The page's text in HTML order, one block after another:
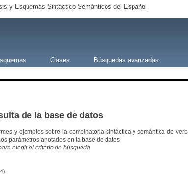
y Esquemas Sintáctico-Semánticos del Español
Clases Búsquedas avanzadas
de la base de datos
y ejemplos sobre la combinatoria sintáctica y semántica de
parámetros anotados en la base de datos
elegir el criterio de búsqueda